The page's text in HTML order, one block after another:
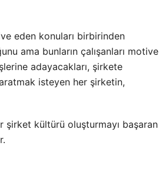
eden konuları birbirinden
ama bunların çalışanları motive
adayacakları, şirkete
isteyen her şirketin,
şirket kültürü oluşturmayı başaran